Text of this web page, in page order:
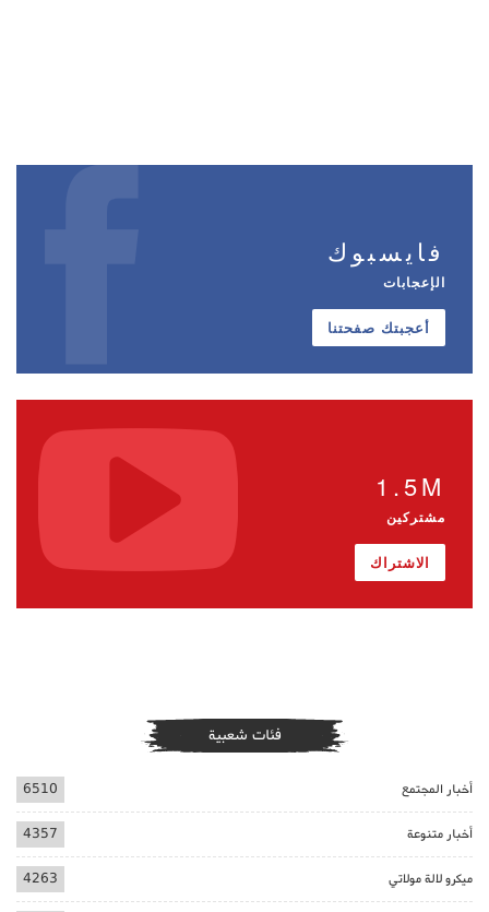
فايسبوك
الإعجابات
أعجبتك صفحتنا
1.5M
مشتركين
الاشتراك
فئات شعبية
أخبار المجتمع 6510
أخبار متنوعة 4357
ميكرو لالة مولاتي 4263